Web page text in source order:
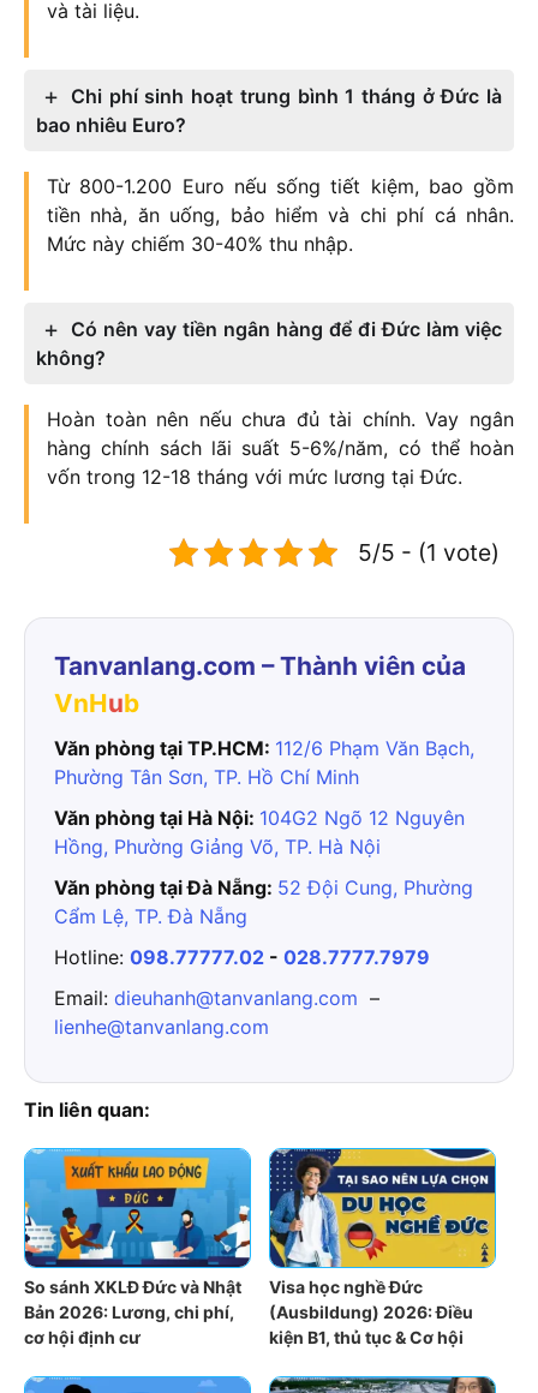
và tài liệu.
Chi phí sinh hoạt trung bình 1 tháng ở Đức là
bao nhiêu Euro?
Từ 800-1.200 Euro nếu sống tiết kiệm, bao gồm
tiền nhà, ăn uống, bảo hiểm và chi phí cá nhân.
Mức này chiếm 30-40% thu nhập.
Có nên vay tiền ngân hàng để đi Đức làm việc
không?
Hoàn toàn nên nếu chưa đủ tài chính. Vay ngân
hàng chính sách lãi suất 5-6%/năm, có thể hoàn
vốn trong 12-18 tháng với mức lương tại Đức.
5/5 - (1 vote)
Tanvanlang.com – Thành viên của
VnHub
Văn phòng tại TP.HCM: 112/6 Phạm Văn Bạch,
Phường Tân Sơn, TP. Hồ Chí Minh
Văn phòng tại Hà Nội: 104G2 Ngõ 12 Nguyên
Hồng, Phường Giảng Võ, TP. Hà Nội
Văn phòng tại Đà Nẵng: 52 Đội Cung, Phường
Cẩm Lệ, TP. Đà Nẵng
Hotline: 098.77777.02 - 028.7777.7979
Email: dieuhanh@tanvanlang.com –
lienhe@tanvanlang.com
Tin liên quan:
So sánh XKLĐ Đức và Nhật
Bản 2026: Lương, chi phí,
cơ hội định cư
Visa học nghề Đức
(Ausbildung) 2026: Điều
kiện B1, thủ tục & Cơ hội